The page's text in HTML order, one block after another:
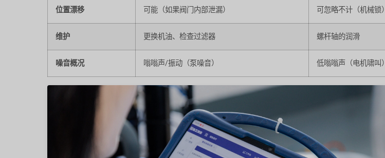
位置漂移 可能（如果阀门内部泄漏） 可忽略不计（机械锁）
维护 更换机油、检查过滤器 螺杆轴的润滑
噪音概况 嗡嗡声/振动（泵噪音） 低嗡嗡声（电机啸叫）